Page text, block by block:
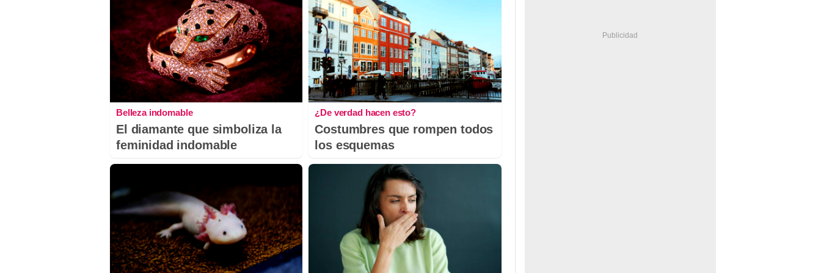
Belleza indomable
El diamante que simboliza la
feminidad indomable
¿De verdad hacen esto?
Costumbres que rompen todos
los esquemas